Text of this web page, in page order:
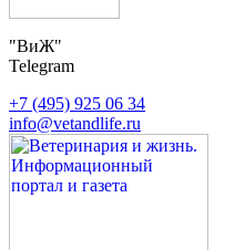
"ВиЖ"
Telegram
+7 (495) 925 06 34
info@vetandlife.ru